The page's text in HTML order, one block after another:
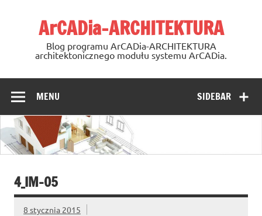
ArCADia-ARCHITEKTURA
Blog programu ArCADia-ARCHITEKTURA
architektonicznego modułu systemu ArCADia.
SIDEBAR
MENU
4_IM-05
8 stycznia 2015